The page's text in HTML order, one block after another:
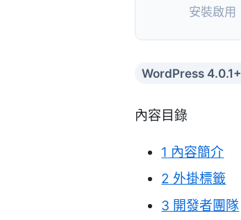
安裝啟用
WordPress 4.0.1+
內容目錄
1 內容簡介
2 外掛標籤
3 開發者團隊